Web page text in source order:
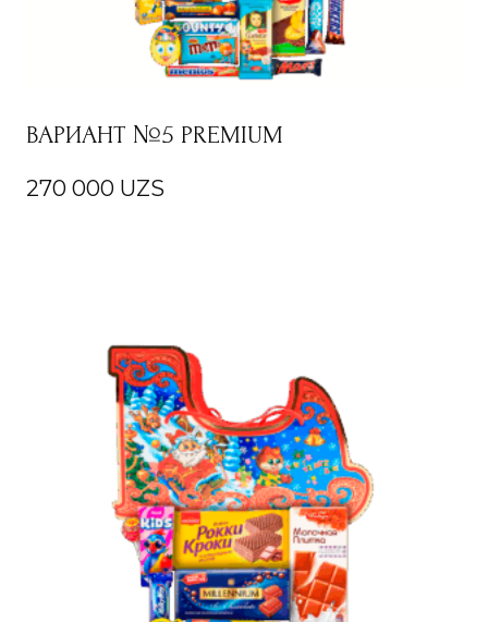
ВАРИАНТ №5 PREMIUM
270 000 UZS